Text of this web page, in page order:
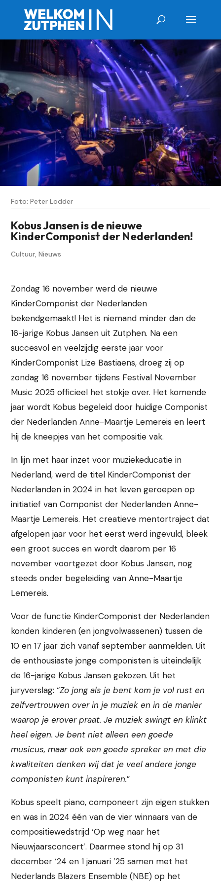
Foto: Peter Lodder
Kobus Jansen is de nieuwe
KinderComponist der Nederlanden!
Cultuur,Nieuws
Zondag 16 november werd de nieuwe
KinderComponist der Nederlanden
bekendgemaakt! Het is niemand minder dan de
16-jarige Kobus Jansen uit Zutphen. Na een
succesvol en veelzijdig eerste jaar voor
KinderComponist Lize Bastiaens, droeg zij op
zondag 16 november tijdens Festival November
Music 2025 officieel het stokje over. Het komende
jaar wordt Kobus begeleid door huidige Componist
der Nederlanden Anne-Maartje Lemereis en leert
hij de kneepjes van het compositie vak.
In lijn met haar inzet voor muziekeducatie in
Nederland, werd de titel KinderComponist der
Nederlanden in 2024 in het leven geroepen op
initiatief van Componist der Nederlanden Anne-
Maartje Lemereis. Het creatieve mentortraject dat
afgelopen jaar voor het eerst werd ingevuld, bleek
een groot succes en wordt daarom per 16
november voortgezet door Kobus Jansen, nog
steeds onder begeleiding van Anne-Maartje
Lemereis.
Voor de functie KinderComponist der Nederlanden
konden kinderen (en jongvolwassenen) tussen de
10 en 17 jaar zich vanaf september aanmelden. Uit
de enthousiaste jonge componisten is uiteindelijk
de 16-jarige Kobus Jansen gekozen. Uit het
juryverslag: “Zo jong als je bent kom je vol rust en
zelfvertrouwen over in je muziek en in de manier
waarop je erover praat. Je muziek swingt en klinkt
heel eigen. Je bent niet alleen een goede
musicus, maar ook een goede spreker en met die
kwaliteiten denken wij dat je veel andere jonge
componisten kunt inspireren.”
Kobus speelt piano, componeert zijn eigen stukken
en was in 2024 één van de vier winnaars van de
compositiewedstrijd ‘Op weg naar het
Nieuwjaarsconcert’. Daarmee stond hij op 31
december ‘24 en 1 januari ’25 samen met het
Nederlands Blazers Ensemble (NBE) op het